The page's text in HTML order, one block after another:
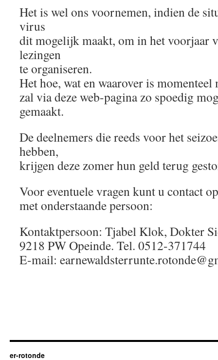
Het is wel ons voornemen, indien de
virus
dit mogelijk maakt, om in het voorjaar
lezingen
te organiseren.
Het hoe, wat en waarover is
zal via deze web-pagina zo spoedig
gemaakt.
De deelnemers die reeds voor het
hebben,
krijgen deze zomer hun geld terug
Voor eventuele vragen kunt u contact
met onderstaande persoon:
Kontaktpersoon: Tjabel Klok, Dokter
9218 PW Opeinde. Tel. 0512-371744
E-mail:
er-rotonde